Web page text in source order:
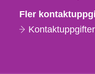
Fler
Kontaktuppgifter